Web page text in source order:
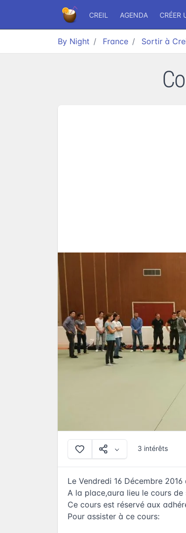
CREIL AGENDA CRÉER
By Night France Sortir à
3 intérêts
Le Vendredi 16 Décembre
A la place,aura lieu le cours
Ce cours est réservé aux
Pour assister à ce cours: